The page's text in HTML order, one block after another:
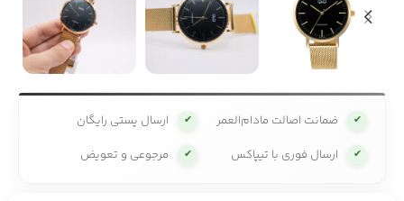
✔ ضمانت اصالت مادام‌العمر ✔ ارسال پستی رایگان
✔ ارسال فوری با تیپاکس ✔ مرجوعی و تعویض